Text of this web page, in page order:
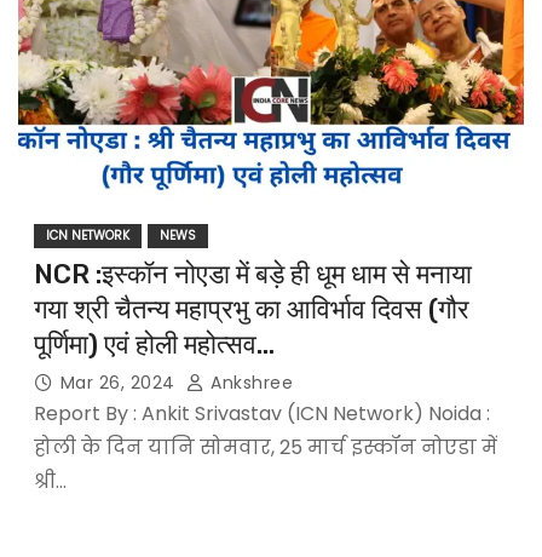
ICN NETWORK NEWS
NCR :इस्कॉन नोएडा में बड़े ही धूम धाम से मनाया
गया श्री चैतन्य महाप्रभु का आविर्भाव दिवस (गौर
पूर्णिमा) एवं होली महोत्सव…
Mar 26, 2024 Ankshree
Report By : Ankit Srivastav (ICN Network) Noida :
होली के दिन यानि सोमवार, 25 मार्च इस्कॉन नोएडा में
श्री…